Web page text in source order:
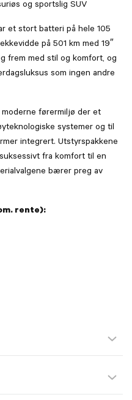
og sportslig SUV
et stort batteri på hele 105
på 501 km med 19″
frem med stil og komfort, og
som ingen andre
førermiljø der et
systemer og til
integrert. Utstyrspakkene
fra komfort til en
bærer preg av
rente):